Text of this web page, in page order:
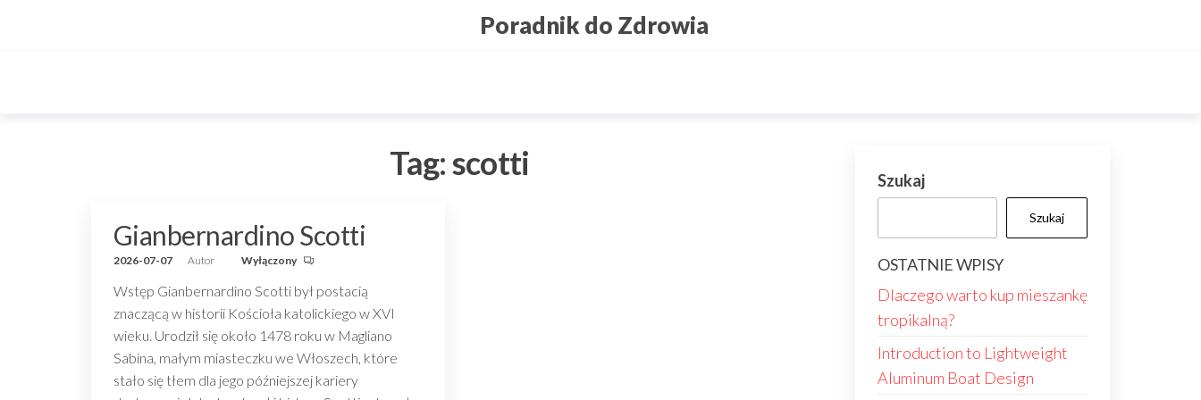
Poradnik do Zdrowia
Tag:scotti
Gianbernardino Scotti
2026-07-07 Autor Wyłączony
Wstęp Gianbernardino Scotti był postacią
znaczącą w historii Kościoła katolickiego w XVI
wieku. Urodził się około 1478 roku w Magliano
Sabina, małym miasteczku we Włoszech, które
stało się tłem dla jego późniejszej kariery
Szukaj
Szukaj
OSTATNIE WPISY
Dlaczego warto kup mieszankę
tropikalną?
Introduction to Lightweight
Aluminum Boat Design